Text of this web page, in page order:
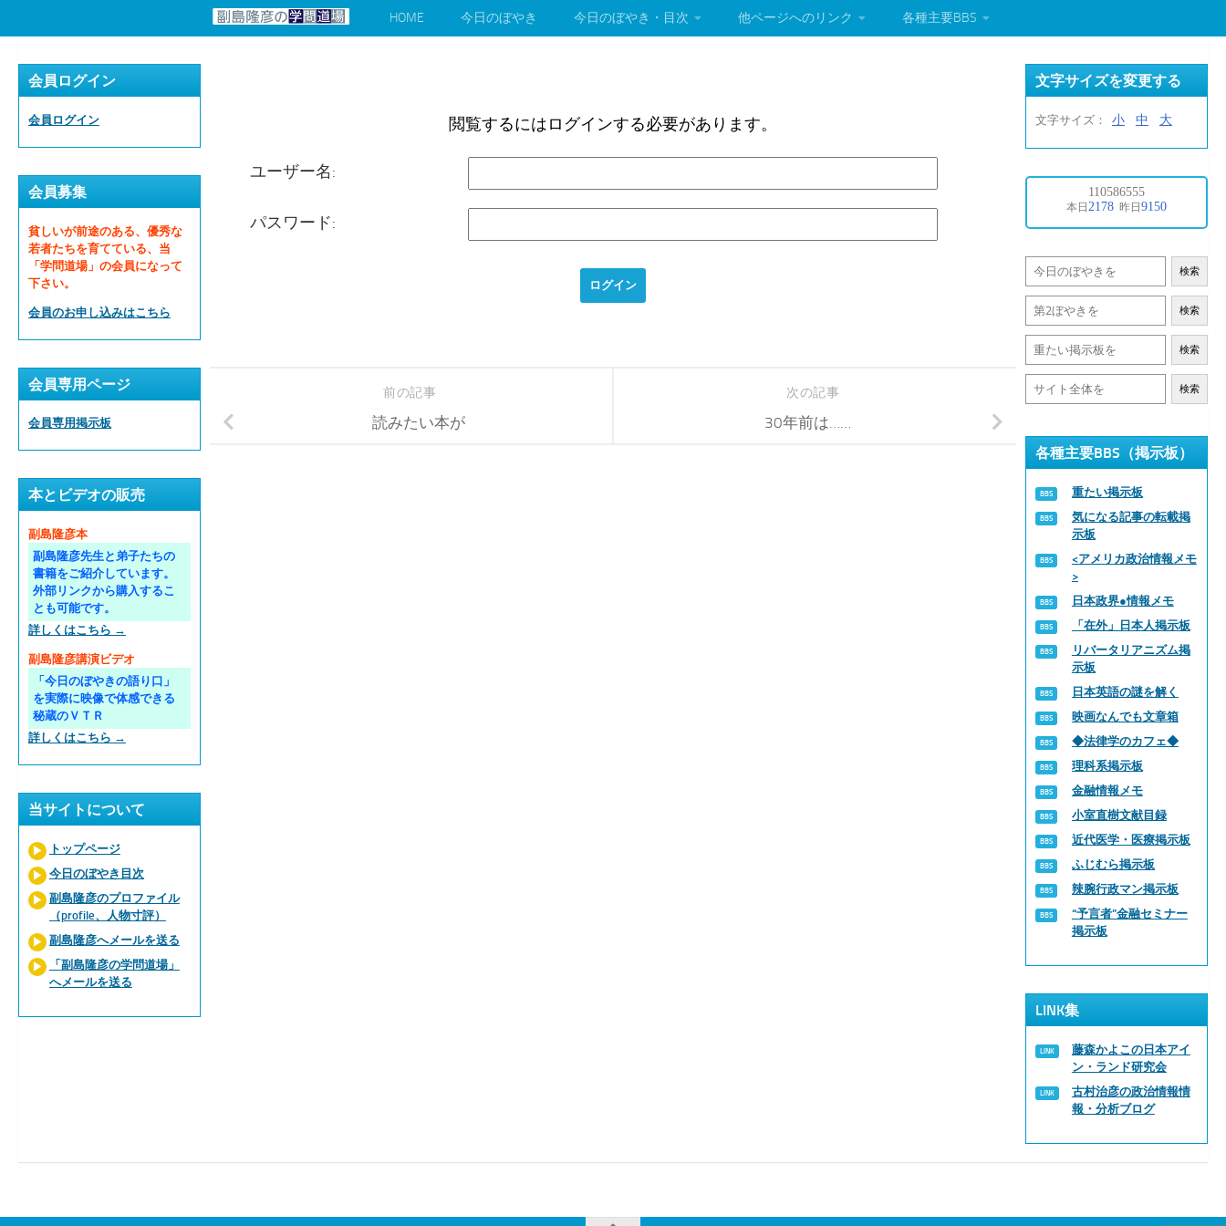
HOME 今日のぼやき 今日のぼやき・目次 他ページへのリンク 各種主要BBS
閲覧するにはログインする必要があります。
ユーザー名:
パスワード:
次の記事
30年前は……
前の記事
読みたい本が
会員ログイン
会員ログイン
会員募集
貧しいが前途のある、優秀な
若者たちを育てている、当
「学問道場」の会員になって
下さい。
会員のお申し込みはこちら
会員専用ページ
会員専用掲示板
本とビデオの販売
副島隆彦本
副島隆彦先生と弟子たちの
書籍をご紹介しています。
外部リンクから購入するこ
とも可能です。
詳しくはこちら →
副島隆彦講演ビデオ
「今日のぼやきの語り口」
を実際に映像で体感できる
秘蔵のＶＴＲ
詳しくはこちら →
当サイトについて
トップページ
今日のぼやき目次
副島隆彦のプロファイル
（profile、人物寸評）
副島隆彦へメールを送る
「副島隆彦の学問道場」
へメールを送る
文字サイズを変更する
文字サイズ： 小 中 大
検索
検索
検索
検索
各種主要BBS（掲示板）
重たい掲示板
気になる記事の転載掲
示板
<アメリカ政治情報メモ
>
日本政界●情報メモ
「在外」日本人掲示板
リバータリアニズム掲
示板
日本英語の謎を解く
映画なんでも文章箱
◆法律学のカフェ◆
理科系掲示板
金融情報メモ
小室直樹文献目録
近代医学・医療掲示板
ふじむら掲示板
辣腕行政マン掲示板
“予言者”金融セミナー
掲示板
LINK集
藤森かよこの日本アイ
ン・ランド研究会
古村治彦の政治情報情
報・分析ブログ